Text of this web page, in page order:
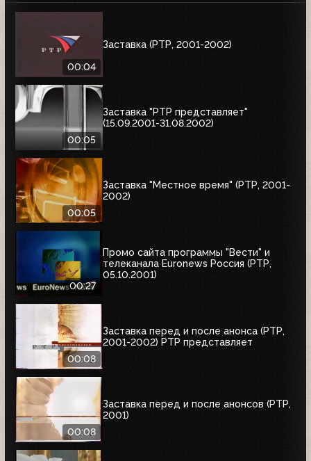
00:04
Заставка (РТР, 2001-2002)
00:05
Заставка "РТР представляет"
(15.09.2001-31.08.2002)
00:05
Заставка "Местное время" (РТР, 2001-
2002)
00:27
Промо сайта программы "Вести" и
телеканала Euronews Россия (РТР,
05.10.2001)
00:08
Заставка перед и после анонса (РТР,
2001-2002) РТР представляет
00:08
Заставка перед и после анонсов (РТР,
2001)